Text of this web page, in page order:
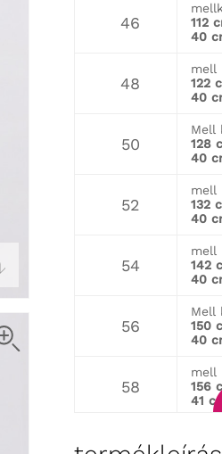
46
112
40
48
mell
122
40
50
Mell
128
40
52
mell
132
40
54
mell
142
40
56
Mell
150
40
58
mell
156
41 cm
60
160